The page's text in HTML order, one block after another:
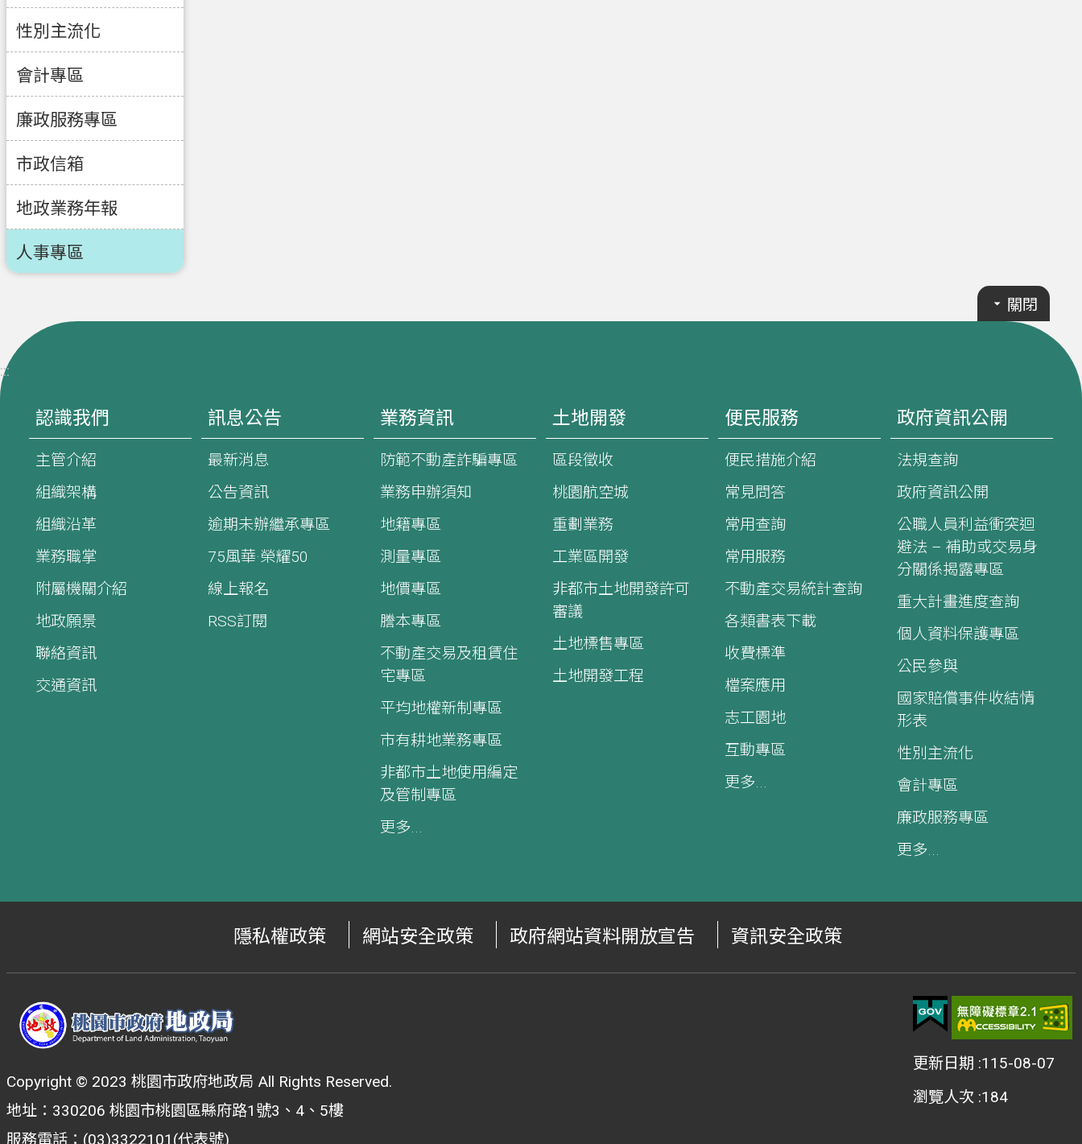
性別主流化
會計專區
廉政服務專區
市政信箱
地政業務年報
人事專區
關閉
:::
認識我們
主管介紹
組織架構
組織沿革
業務職掌
附屬機關介紹
地政願景
聯絡資訊
交通資訊
訊息公告
最新消息
公告資訊
逾期未辦繼承專區
75風華·榮耀50
線上報名
RSS訂閱
業務資訊
防範不動產詐騙專區
業務申辦須知
地籍專區
測量專區
地價專區
謄本專區
不動產交易及租賃住
宅專區
平均地權新制專區
市有耕地業務專區
非都市土地使用編定
及管制專區
更多...
土地開發
區段徵收
桃園航空城
重劃業務
工業區開發
非都市土地開發許可
審議
土地標售專區
土地開發工程
便民服務
便民措施介紹
常見問答
常用查詢
常用服務
不動產交易統計查詢
各類書表下載
收費標準
檔案應用
志工園地
互動專區
更多...
政府資訊公開
法規查詢
政府資訊公開
公職人員利益衝突迴
避法 – 補助或交易身
分關係揭露專區
重大計畫進度查詢
個人資料保護專區
公民參與
國家賠償事件收結情
形表
性別主流化
會計專區
廉政服務專區
更多...
隱私權政策 網站安全政策 政府網站資料開放宣告 資訊安全政策
Copyright © 2023 桃園市政府地政局 All Rights Reserved.
地址：330206 桃園市桃園區縣府路1號3、4、5樓
服務電話：(03)3322101(代表號)
更新日期 115-08-07
瀏覽人次 184